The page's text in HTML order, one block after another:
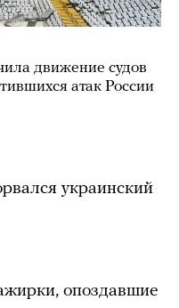
движение судов
атак России
украинский
опоздавшие